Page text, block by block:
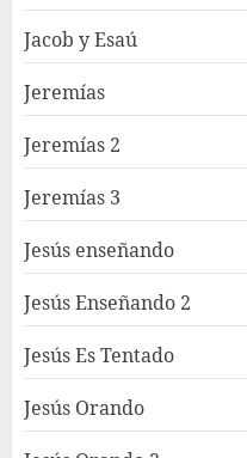
Jacob y Esaú
Jeremías
Jeremías 2
Jeremías 3
Jesús enseñando
Jesús Enseñando 2
Jesús Es Tentado
Jesús Orando